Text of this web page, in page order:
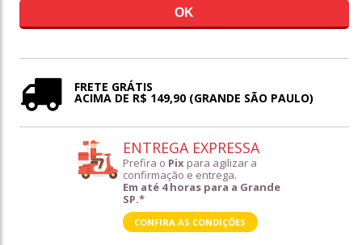
FRETE GRÁTIS
ACIMA DE R$ 149,90 (GRANDE SÃO PAULO)
ENTREGA EXPRESSA
Prefira o Pix para agilizar a
confirmação e entrega.
Em até 4 horas para a Grande
SP.*
CONFIRA AS CONDIÇÕES